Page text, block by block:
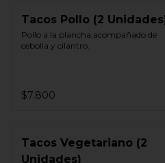
Tacos Pollo (2
Pollo a la plancha,acompañado de
cebolla y cilantro.
$7.800
Tacos Vegetariano (2
Unidades)